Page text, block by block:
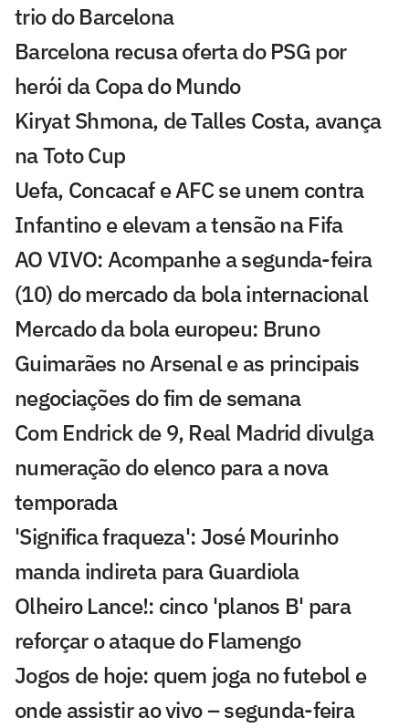
trio do Barcelona
Barcelona recusa oferta do PSG por
herói da Copa do Mundo
Kiryat Shmona, de Talles Costa, avança
na Toto Cup
Uefa, Concacaf e AFC se unem contra
Infantino e elevam a tensão na Fifa
AO VIVO: Acompanhe a segunda-feira
(10) do mercado da bola internacional
Mercado da bola europeu: Bruno
Guimarães no Arsenal e as principais
negociações do fim de semana
Com Endrick de 9, Real Madrid divulga
numeração do elenco para a nova
temporada
'Significa fraqueza': José Mourinho
manda indireta para Guardiola
Olheiro Lance!: cinco 'planos B' para
reforçar o ataque do Flamengo
Jogos de hoje: quem joga no futebol e
onde assistir ao vivo – segunda-feira